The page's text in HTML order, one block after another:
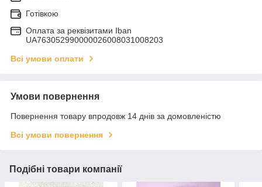
Готівкою
Оплата за реквізитами Iban
UA763052990000026008031008203
Всі умови оплати
Умови повернення
Повернення товару впродовж 14 днів за домовленістю
Всі умови повернення
Подібні товари компанії